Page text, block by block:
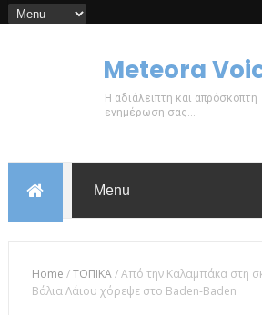
Meteora
Η αδιάλειπτη και απρόσκοπτη
ενημέρωση σας...
Home /ΤΟΠΙΚΑ/Από την Καλαμπάκα στη
Βάλια Λάιου χόρεψε στο Baden-Baden